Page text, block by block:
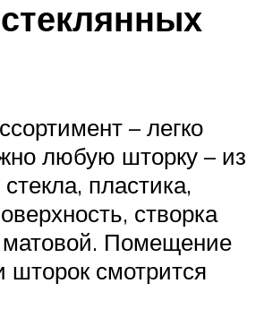
– легко
любую шторку – из
пластика,
створка
Помещение
шторок смотрится